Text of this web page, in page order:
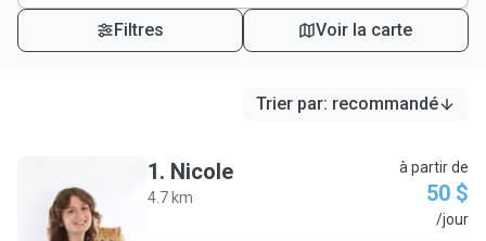
Filtres Voir la carte
Trier par: recommandé
N
1. Nicole
4.7 km
à partir de
50 $
/jour